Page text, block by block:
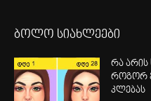
ბოლო სიახლეები
რა არის
როგორ
კლებას